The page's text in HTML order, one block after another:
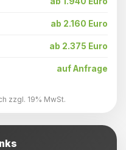
ab 2.160 Euro
ab 2.375 Euro
auf Anfrage
zzgl. 19% MwSt.